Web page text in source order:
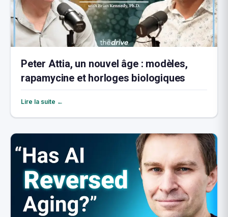
Peter Attia, un nouvel âge : modèles,
rapamycine et horloges biologiques
Lire la suite ←